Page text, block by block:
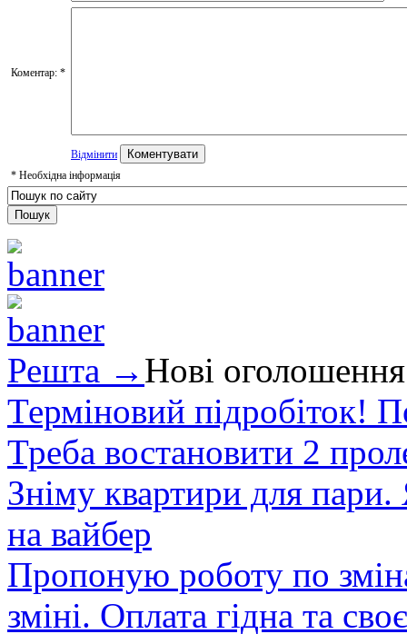
Коментар: *
Відмінити
* Необхідна інформація
Решта → Нові оголошення
Терміновий підробіток!
Треба востановити 2
Зніму квартири для
на вайбер
Пропоную роботу по
зміні. Оплата гідна та